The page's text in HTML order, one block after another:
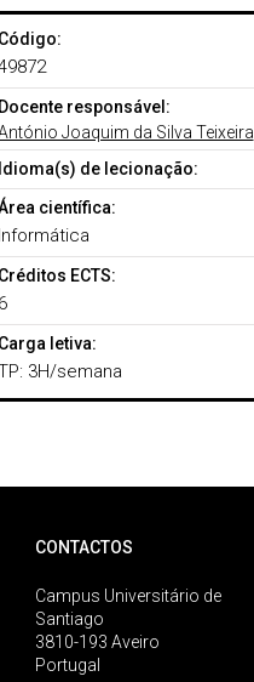
Código:
Docente responsável:
Joaquim da Silva Teixeira
Idioma(s) de lecionação:
científica:
Informática
Créditos ECTS:
6
Carga letiva:
3H/semana
CONTACTOS
Campus Universitário de
Santiago
3810-193 Aveiro
Portugal